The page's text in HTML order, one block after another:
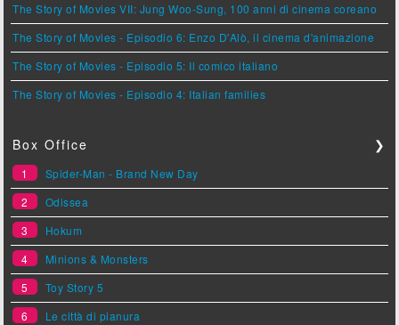
The Story of Movies VII: Jung Woo-Sung, 100 anni di cinema coreano
The Story of Movies - Episodio 6: Enzo D'Alò, il cinema d'animazione
The Story of Movies - Episodio 5: Il comico italiano
The Story of Movies - Episodio 4: Italian families
Box Office ❯
1
Spider-Man - Brand New Day
2
Odissea
3
Hokum
4
Minions & Monsters
5
Toy Story 5
6
Le città di pianura